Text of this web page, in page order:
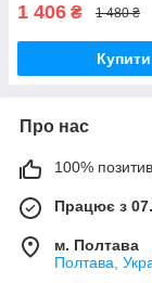
1 406 ₴ 1 480 ₴
Купити
Про нас
100%
Працює з
м. Полтава
Полтава,